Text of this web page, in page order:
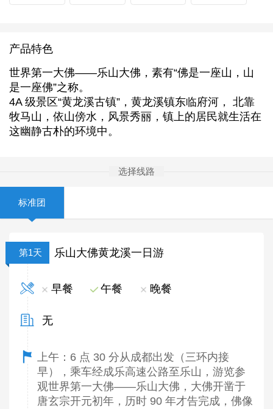
产品特色
世界第一大佛——乐山大佛，素有“佛是一座山，山
是一座佛”之称。
4A 级景区“黄龙溪古镇”，黄龙溪镇东临府河， 北靠
牧马山，依山傍水，风景秀丽，镇上的居民就生活在
这幽静古朴的环境中。
选择线路
标准团
第1天 乐山大佛黄龙溪一日游
早餐 午餐 晚餐
无
上午：6 点 30 分从成都出发（三环内接
早），乘车经成乐高速公路至乐山，游览参
观世界第一大佛——乐山大佛，大佛开凿于
唐玄宗开元初年，历时 90 年才告完成，佛像